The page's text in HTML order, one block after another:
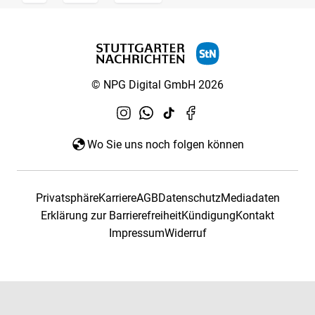
© NPG Digital GmbH 2026
Wo Sie uns noch folgen können
PrivatsphäreKarriereAGBDatenschutzMediadaten
Erklärung zur BarrierefreiheitKündigungKontakt
ImpressumWiderruf